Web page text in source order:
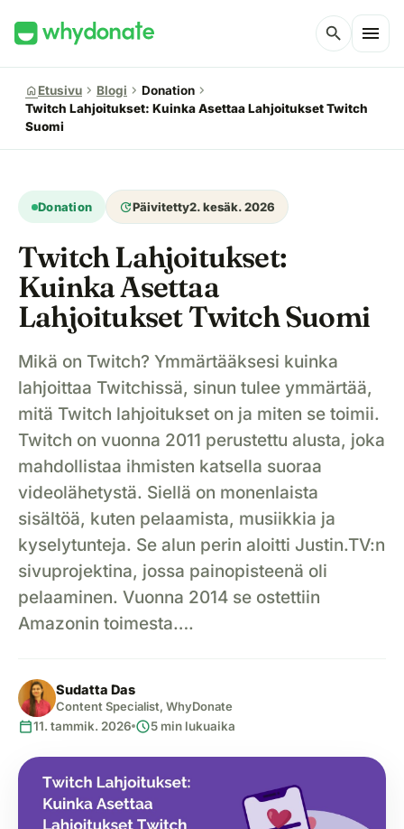
search menu
homeEtusivu chevron_right Blogi chevron_right Donation chevron_right
Twitch Lahjoitukset: Kuinka Asettaa Lahjoitukset Twitch
Suomi
Donation updatePäivitetty2. kesäk. 2026
Twitch Lahjoitukset:
Kuinka Asettaa
Lahjoitukset Twitch Suomi
Mikä on Twitch? Ymmärtääksesi kuinka
lahjoittaa Twitchissä, sinun tulee ymmärtää,
mitä Twitch lahjoitukset on ja miten se toimii.
Twitch on vuonna 2011 perustettu alusta, joka
mahdollistaa ihmisten katsella suoraa
videolähetystä. Siellä on monenlaista
sisältöä, kuten pelaamista, musiikkia ja
kyselytunteja. Se alun perin aloitti Justin.TV:n
sivuprojektina, jossa painopisteenä oli
pelaaminen. Vuonna 2014 se ostettiin
Amazonin toimesta….
Sudatta Das
Content Specialist, WhyDonate
calendar_today11. tammik. 2026 schedule5 min lukuaika